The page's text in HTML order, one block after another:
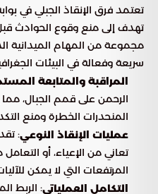
تعتمد فرق الإنقاذ الجبلي في
تهدف إلى منع وقوع الحوادث
مجموعة من المهام الميدانية
سريعة وفعالة في البيئات
المراقبة والمتابعة
الرحمن على قمم الجبال،
المنحدرات الخطرة ومنع
عمليات الإنقاذ النوعي:
تعاني من الإعياء، أو
المرتفعات التي لا يمكن
التكامل العملياتي: الربط